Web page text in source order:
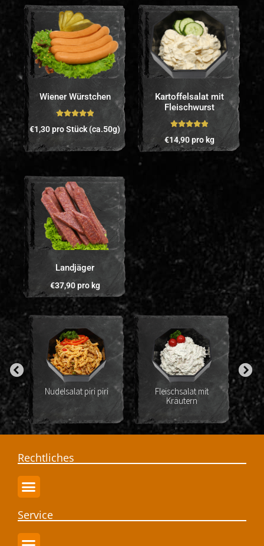
Wiener Würstchen
Bewertet mit
5.00von 5
€1,30pro Stück (ca.50g)
Kartoffelsalat mit
Fleischwurst
Bewertet mit
5.00von 5
€14,90pro kg
Landjäger
€37,90pro kg
Nudelsalat piri piri
Fleischsalat mit
Kräutern
Rechtliches
Service